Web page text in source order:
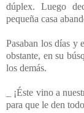
dúplex. Luego
pequeña casa
Pasaban los días y
obstante, en su
los demás.
_ ¡Éste vino a
para que le den